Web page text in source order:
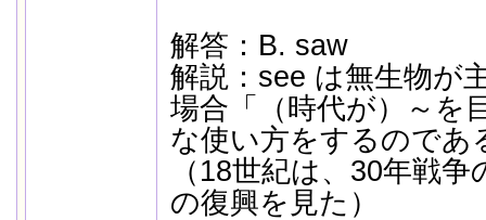
解答：B. saw
解説：see は無生物が
場合「（時代が）～を
な使い方をするのであ
（18世紀は、30年戦
の復興を見た）